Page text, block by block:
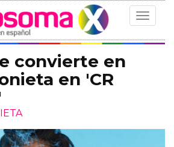
Toggle
convierte en
en 'CR